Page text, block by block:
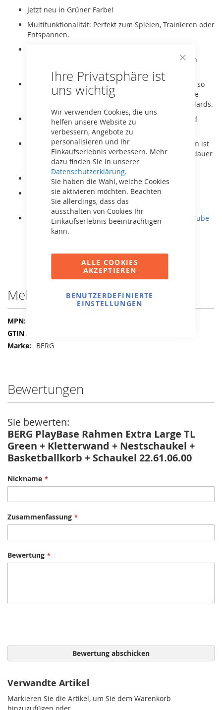
Ihre Privatsphäre ist
uns wichtig
Wir verwenden Cookies, die uns
helfen unsere Website zu
verbessern, Angebote zu
personalisieren und Ihr
Einkaufserlebnis verbessern. Mehr
dazu finden Sie in unserer
Datenschutzerklärung.
Sie haben die Wahl, welche Cookies
sie aktivieren möchten. Beachten
Sie allerdings, dass das
ausschalten von Cookies Ihr
Einkaufserlebnis beeinträchtigen
kann.
ALLE COOKIES
AKZEPTIEREN
BENUTZERDEFINIERTE
EINSTELLUNGEN
Jetzt neu in Grüner Farbe!
Multifunktionalität: Perfekt zum Spielen, Trainieren oder
Entspannen.
modernen Look passt die PlayBase perfekt in jeden
Garten und ist ein echter Hingucker.
Sicherheit an erster Stelle: Alle Komponenten sind so
konzipiert, dass Sicherheit oberste Priorität hat. Die
PlayBase erfüllt alle notwendigen Sicherheitsstandards.
Stabile Verankerung ohne Beton: Der Rahmen wird
einfach im Boden verankert.
Langlebiger Rahmen: Die robuste Stahlkonstruktion ist
wetterfest, pflegeleicht und für eine lange Lebensdauer
ausgelegt.
Geeignet für die ganze Familie.
Der Rahmen Extra Large hat die Maße (LxBxH)
475x100x245 cm.
Die Aufbauanleitung können Sie alsVideo bei YouTube
ansehenoder als Handbuch hier herunterladen.
Mehr Informationen
Mehr
Informationen
BERG
Bewertungen
Sie bewerten:
BERG PlayBase Rahmen Extra Large TL
Green + Kletterwand + Nestschaukel +
Basketballkorb + Schaukel 22.61.06.00
Nickname
Zusammenfassung
Bewertung
Bewertung abschicken
Verwandte Artikel
Markieren Sie die Artikel, um Sie dem Warenkorb